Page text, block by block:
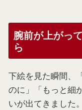
腕前が上がっ
ら
下絵を見た瞬間、
のに」「もっと細
いが出てきました。